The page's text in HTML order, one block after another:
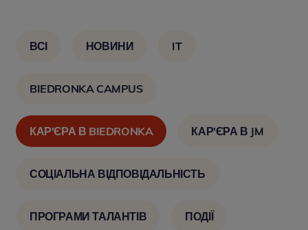
ВСІ НОВИНИ IT
BIEDRONKA CAMPUS
КАР'ЄРА В BIEDRONKA КАР'ЄРА В JM
СОЦІАЛЬНА ВІДПОВІДАЛЬНІСТЬ
ПРОГРАМИ ТАЛАНТІВ ПОДІЇ